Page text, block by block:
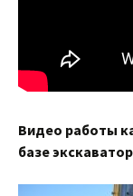
Видео работы
базе